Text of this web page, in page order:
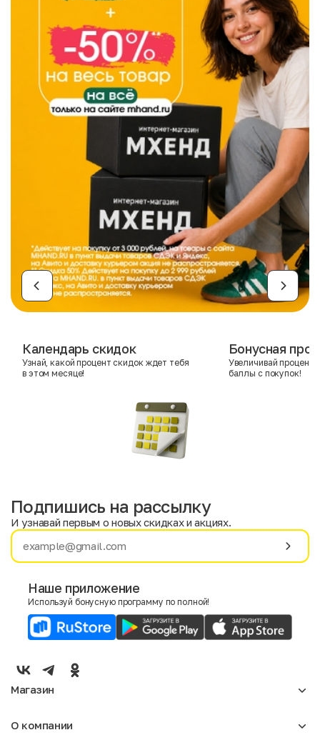
Календарь скидок
Узнай, какой процент скидок ждет тебя
в этом месяце!
Бонусная
Увеличивай процент
баллы с покупок!
Имя
E-mail
Мужской
Подпишись на рассылку
И узнавай первым о новых скидках и акциях.
Наше приложение
Используй бонусную программу по полной!
Магазин
Мужское
О компании